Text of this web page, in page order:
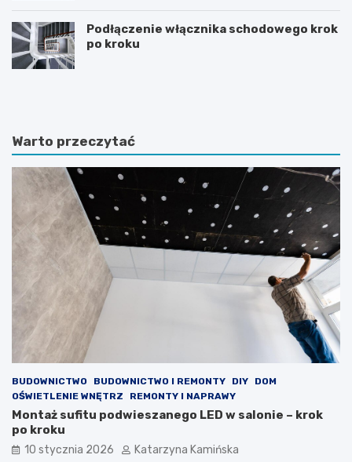
Podłączenie włącznika schodowego krok
po kroku
R
n
y
d
c
z
k
e
,
ó
r
e
p
p
r
C
e
t
a
e
p
o
c
w
l
c
e
z
y
s
Warto przeczytać
BUDOWNICTWO BUDOWNICTWO I REMONTY DIY
DOM
OŚWIETLENIE WNĘTRZ
REMONTY I NAPRAWY
Montaż sufitu podwieszanego LED w salonie – krok
po kroku
10 stycznia 2026 Katarzyna Kamińska